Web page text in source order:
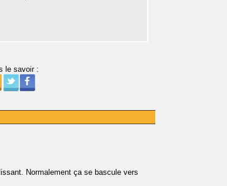
le savoir :
Normalement ça se bascule vers